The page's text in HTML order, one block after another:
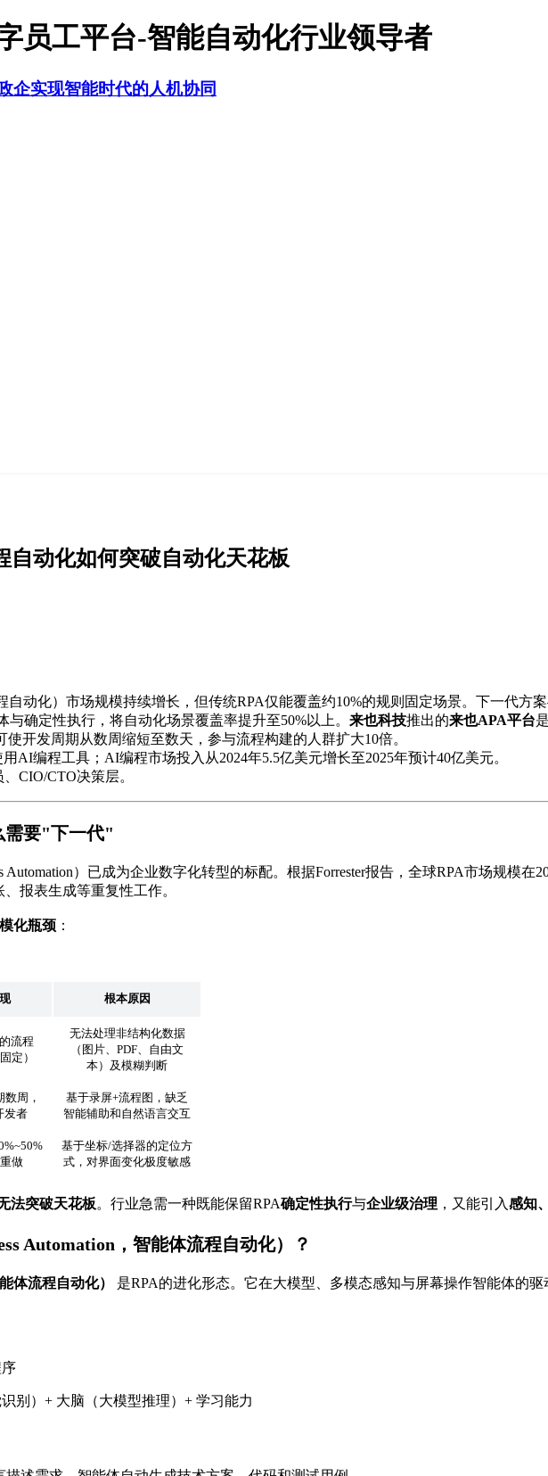
员工平台-智能自动化行业领导者
自动化如何突破自动化天花板
自动化）市场规模持续增长，但传统RPA仅能覆盖约10%的规则固定场景。下一代
确定性执行，将自动化场景覆盖率提升至50%以上。 来也科技推出的来也APA平台
开发周期从数周缩短至数天，参与流程构建的人群扩大10倍。
AI编程工具；AI编程市场投入从2024年5.5亿美元增长至2025年预计40亿美元。
CIO/CTO决策层。
需要"下一代"
Automation）已成为企业数字化转型的标配。根据Forrester报告，全球RPA市场规模在
报表生成等重复性工作。
化瓶颈 ：
根本原因
流程
定）
无法处理非结构化数据
（图片、PDF、自由文
本）及模糊判断
周，
发者
基于录屏+流程图，缺乏
智能辅助和自然语言交互
做
基于坐标/选择器的定位方
式，对界面变化极度敏感
法突破天花板。行业急需一种既能保留RPA确定性执行与企业级治理 ，又能引入感知
Automation，智能体流程自动化）？
体流程自动化）
是RPA的进化形态。它在大模型、多模态感知与屏幕操作智能体的
别）+ 大脑（大模型推理）+ 学习能力